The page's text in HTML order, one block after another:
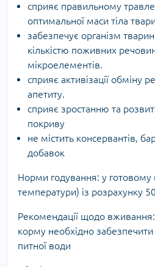
сприяє правильному
оптимальної маси тіла
забезпечує організм
кількістю поживних
мікроелементів.
сприяє активізації обміну
апетиту.
сприяє зростанню та
покриву
не містить консервантів,
добавок
Норми годування: у готовому
температури) із розрахунку
Рекомендації щодо
корму необхідно
питної води